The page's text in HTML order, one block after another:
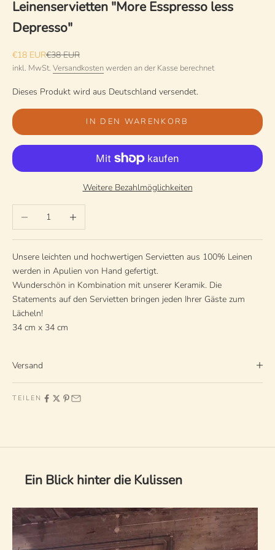
Leinenservietten "More Esspresso less
Depresso"
Angebot
€18 EURRegulärer Preis
€38 EUR
inkl. MwSt. Versandkostenwerden an der Kasse berechnet
Dieses Produkt wird aus Deutschland versendet.
IN DEN WARENKORB
Weitere Bezahlmöglichkeiten
Anzahl verringernAnzahl erhöhen
Unsere leichten und hochwertigen Servietten aus 100% Leinen
werden in Apulien von Hand gefertigt.
Wunderschön in Kombination mit unserer Keramik. Die
Statements auf den Servietten bringen jeden Ihrer Gäste zum
Lächeln!
34 cm x 34 cm
Versand
TEILEN
Ein Blick hinter die Kulissen